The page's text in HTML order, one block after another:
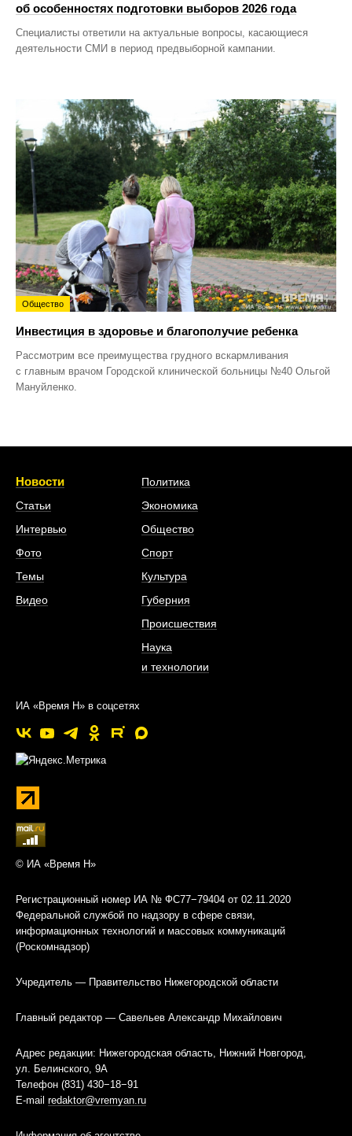
об особенностях подготовки выборов 2026 года
Специалисты ответили на актуальные вопросы, касающиеся
деятельности СМИ в период предвыборной кампании.
Общество
Инвестиция в здоровье и благополучие ребенка
Рассмотрим все преимущества грудного вскармливания
с главным врачом Городской клинической больницы №40 Ольгой
Мануйленко.
Новости
Статьи
Интервью
Фото
Темы
Видео
Политика
Экономика
Общество
Спорт
Культура
Губерния
Происшествия
Наука
и технологии
ИА «Время Н» в соцсетях
© ИА «Время Н»
Регистрационный номер ИА № ФС77−79404 от 02.11.2020
Федеральной службой по надзору в сфере связи,
информационных технологий и массовых коммуникаций
(Роскомнадзор)
Учредитель — Правительство Нижегородской области
Главный редактор — Савельев Александр Михайлович
Адрес редакции: Нижегородская область, Нижний Новгород,
ул. Белинского, 9А
Телефон (831) 430−18−91
E-mail redaktor@vremyan.ru